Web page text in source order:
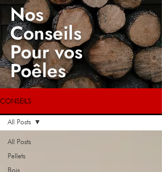
Nos
Conseils
Pour vos
Poêles
CONSEILS
All Posts
Pellets
Bois
All Posts